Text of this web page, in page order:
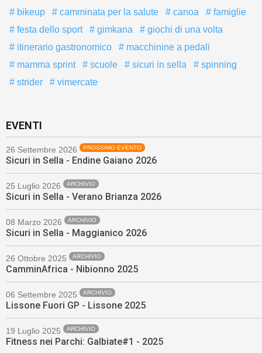
bikeup
camminata per la salute canoa
famiglie
festa dello sport
gimkana
giochi di una volta
itinerario gastronomico
macchinine a pedali
mamma sprint
scuole sicuri in sella
spinning
strider
vimercate
EVENTI
26 Settembre 2026 PROSSIMO EVENTO
Sicuri in Sella - Endine Gaiano 2026
25 Luglio 2026 ARCHIVIO
Sicuri in Sella - Verano Brianza 2026
08 Marzo 2026 ARCHIVIO
Sicuri in Sella - Maggianico 2026
26 Ottobre 2025 ARCHIVIO
CamminAfrica - Nibionno 2025
06 Settembre 2025 ARCHIVIO
Lissone Fuori GP - Lissone 2025
19 Luglio 2025 ARCHIVIO
Fitness nei Parchi: Galbiate#1 - 2025